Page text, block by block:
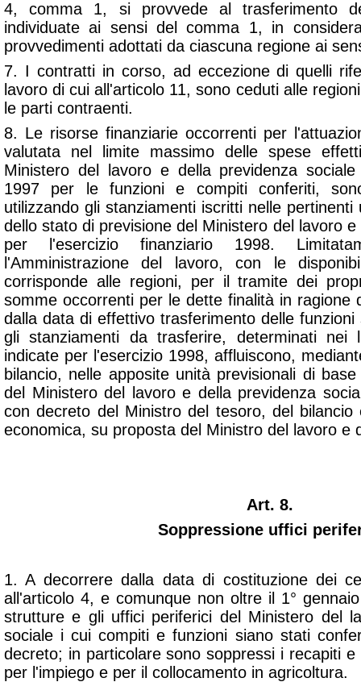
4, comma 1, si provvede al trasferimento
individuate ai sensi del comma 1, in
provvedimenti adottati da ciascuna regione ai
7. I contratti in corso, ad eccezione di quelli
lavoro di cui all'articolo 11, sono ceduti alle
le parti contraenti.
8. Le risorse finanziarie occorrenti per
valutata nel limite massimo delle spese
Ministero del lavoro e della previdenza sociale
1997 per le funzioni e compiti conferiti,
utilizzando gli stanziamenti iscritti nelle
dello stato di previsione del Ministero del lavoro
per l'esercizio finanziario 1998.
l'Amministrazione del lavoro, con le
corrisponde alle regioni, per il tramite dei
somme occorrenti per le dette finalità in ragione
dalla data di effettivo trasferimento delle
gli stanziamenti da trasferire, determinati
indicate per l'esercizio 1998, affluiscono,
bilancio, nelle apposite unità previsionali di
del Ministero del lavoro e della previdenza
con decreto del Ministro del tesoro, del bilancio
economica, su proposta del Ministro del lavoro e
Art. 8.
Soppressione uffici
1. A decorrere dalla data di costituzione dei
all'articolo 4, e comunque non oltre il 1°
strutture e gli uffici periferici del Ministero del
sociale i cui compiti e funzioni siano stati
decreto; in particolare sono soppressi i recapiti e
per l'impiego e per il collocamento in agricoltura.